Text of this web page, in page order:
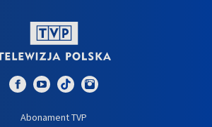
Abonament TVP